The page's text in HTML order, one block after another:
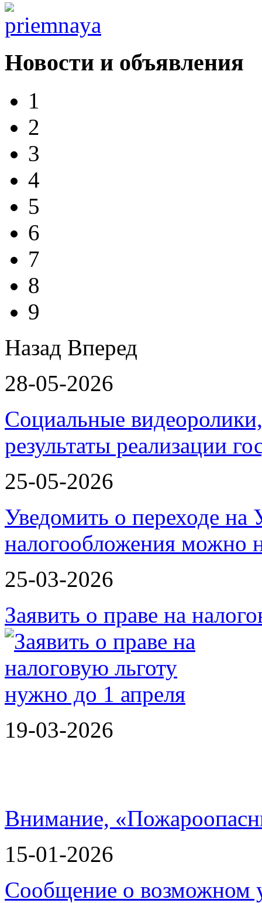
Новости и объявления
1
2
3
4
5
6
7
8
9
Назад Вперед
28-05-2026
Социальные
результаты реализации
25-05-2026
Уведомить о переходе
налогообложения можно
25-03-2026
Заявить о праве на
19-03-2026
Внимание,
15-01-2026
Сообщение о возможном